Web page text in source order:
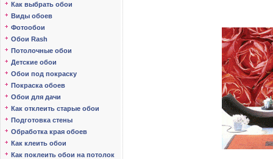
Как выбрать обои
Виды обоев
Фотообои
Обои Rash
Потолочные обои
Детские обои
Обои под покраску
Покраска обоев
Обои для дачи
Как отклеить старые обои
Подготовка стены
Обработка края обоев
Как клеить обои
Как поклеить обои на потолок